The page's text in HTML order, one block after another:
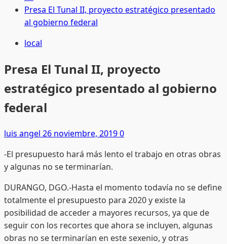
Presa El Tunal II, proyecto estratégico presentado
al gobierno federal
local
Presa El Tunal II, proyecto
estratégico presentado al gobierno
federal
luis angel 26 noviembre, 20190
-El presupuesto hará más lento el trabajo en otras obras
y algunas no se terminarían.
DURANGO, DGO.-Hasta el momento todavía no se define
totalmente el presupuesto para 2020 y existe la
posibilidad de acceder a mayores recursos, ya que de
seguir con los recortes que ahora se incluyen, algunas
obras no se terminarían en este sexenio, y otras